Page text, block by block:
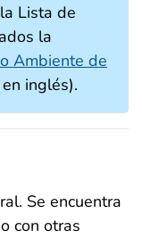
Lista de
la
Ambiente de
inglés).
Se encuentra
con otras